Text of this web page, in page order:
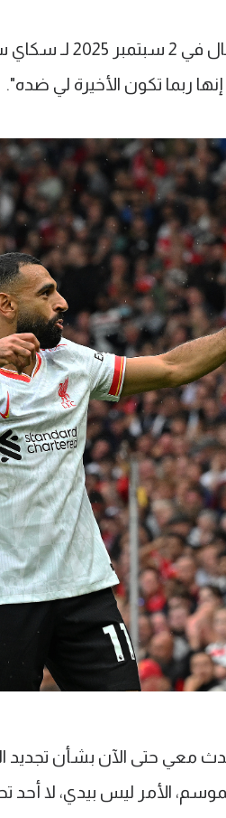
الانفجار كان بعد
ربما تكون الأخيرة لي ضده".
معي حتى الآن بشأن
الأمر ليس بيدي، لا أحد